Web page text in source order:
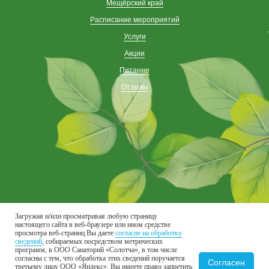
Присоединяйтесь к нам в соцсетях
Мещёрский край
Расписание мероприятий
Услуги
Акции
Питание
Отзывы
Загружая и/или просматривая любую страницу
настоящего сайта в веб-браузере или ином средстве
просмотра веб-страниц Вы даете согласие на обработку
сведений, собираемых посредством метрических
программ, в ООО Санаторий «Солотча», в том числе
согласны с тем, что обработка этих сведений поручается
третьему лицу ООО «Яндекс». Вы имеете право запретить
Согласен